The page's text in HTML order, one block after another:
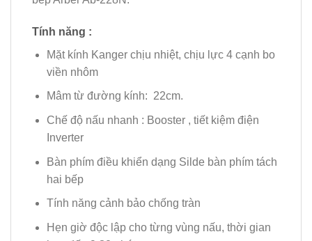
Tính năng :
Mặt kính Kanger chịu nhiệt, chịu lực 4 cạnh bo
viền nhôm
Mâm từ đường kính: 22cm.
Chế độ nấu nhanh : Booster , tiết kiệm điện
Inverter
Bàn phím điều khiển dạng Silde bàn phím tách
hai bếp
Tính năng cảnh bảo chống tràn
Hẹn giờ độc lập cho từng vùng nấu, thời gian